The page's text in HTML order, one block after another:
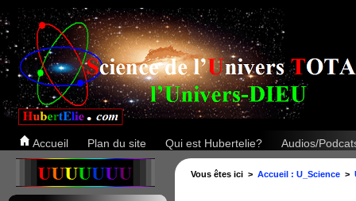
Accueil Plan du site Qui est Hubertelie? Audios/
Vous êtes ici > Accueil : U_Science >